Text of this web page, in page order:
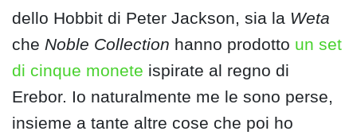
dello Hobbit di Peter Jackson, sia la Weta
che Noble Collection hanno prodotto un set
di cinque monete ispirate al regno di
Erebor. Io naturalmente me le sono perse,
insieme a tante altre cose che poi ho